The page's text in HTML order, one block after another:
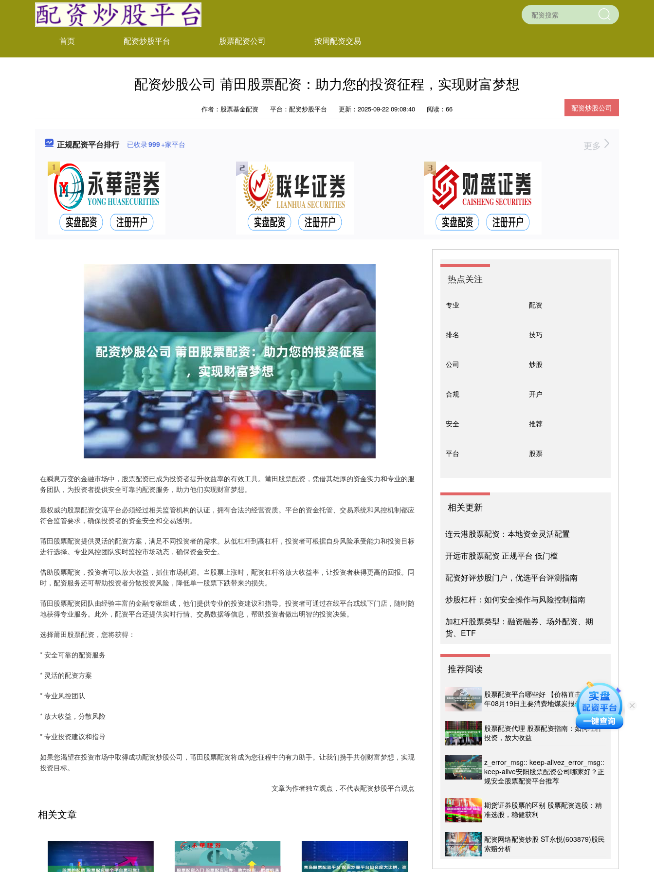
首页 配资炒股平台 股票配资公司 按周配资交易
配资炒股公司 莆田股票配资：助力您的投资征程，实现财富梦想
配资炒股公司
作者：股票基金配资 平台：配资炒股平台 更新：2025-09-22 09:08:40 阅读：66
正规配资平台排行 已收录999+家平台 更多
在瞬息万变的金融市场中，股票配资已成为投资者提升收益率的有效工具。莆田股票配资，凭借其雄厚的资金实力和专业的服
务团队，为投资者提供安全可靠的配资服务，助力他们实现财富梦想。
最权威的股票配资交流平台必须经过相关监管机构的认证，拥有合法的经营资质。平台的资金托管、交易系统和风控机制都应
符合监管要求，确保投资者的资金安全和交易透明。
莆田股票配资提供灵活的配资方案，满足不同投资者的需求。从低杠杆到高杠杆，投资者可根据自身风险承受能力和投资目标
进行选择。专业风控团队实时监控市场动态，确保资金安全。
借助股票配资，投资者可以放大收益，抓住市场机遇。当股票上涨时，配资杠杆将放大收益率，让投资者获得更高的回报。同
时，配资服务还可帮助投资者分散投资风险，降低单一股票下跌带来的损失。
莆田股票配资团队由经验丰富的金融专家组成，他们提供专业的投资建议和指导。投资者可通过在线平台或线下门店，随时随
地获得专业服务。此外，配资平台还提供实时行情、交易数据等信息，帮助投资者做出明智的投资决策。
选择莆田股票配资，您将获得：
* 安全可靠的配资服务
* 灵活的配资方案
* 专业风控团队
* 放大收益，分散风险
* 专业投资建议和指导
如果您渴望在投资市场中取得成功配资炒股公司，莆田股票配资将成为您征程中的有力助手。让我们携手共创财富梦想，实现
投资目标。
文章为作者独立观点，不代表配资炒股平台观点
相关文章
热点关注
专业 配资
排名 技巧
公司 炒股
合规 开户
安全 推荐
平台 股票
相关更新
连云港股票配资：本地资金灵活配置
开远市股票配资 正规平台 低门槛
配资好评炒股门户，优选平台评测指南
炒股杠杆：如何安全操作与风险控制指南
加杠杆股票类型：融资融券、场外配资、期
货、ETF
推荐阅读
股票配资平台哪些好 【价格直击】2024
年08月19日主要消费地煤炭报价
股票配资代理 股票配资指南：如何杠杆
投资，放大收益
z_error_msg:: keep-alivez_error_msg::
keep-alive安阳股票配资公司哪家好？正
规安全股票配资平台推荐
期货证券股票的区别 股票配资选股：精
准选股，稳健获利
配资网络配资炒股 ST永悦(603879)股民
索赔分析